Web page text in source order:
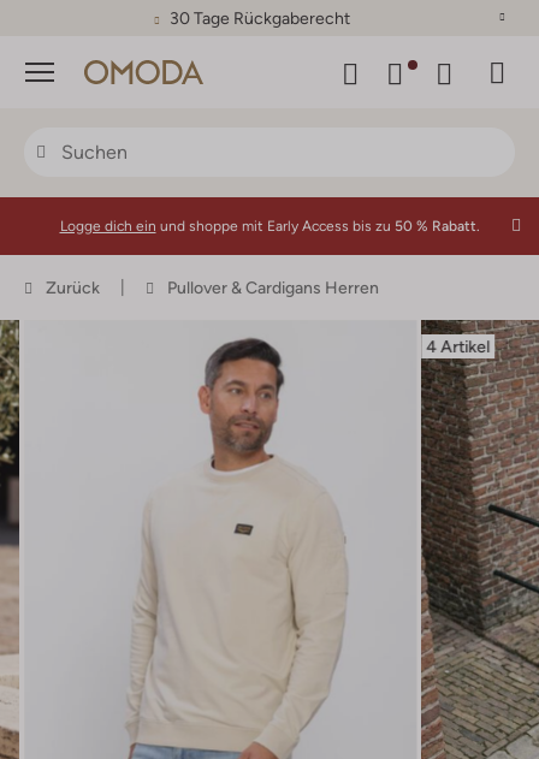
30 Tage Rückgaberecht
Menü
Logge dich ein und shoppe mit Early Access bis zu 50 % Rabatt.
Zurück Pullover & Cardigans Herren
4 Artikel